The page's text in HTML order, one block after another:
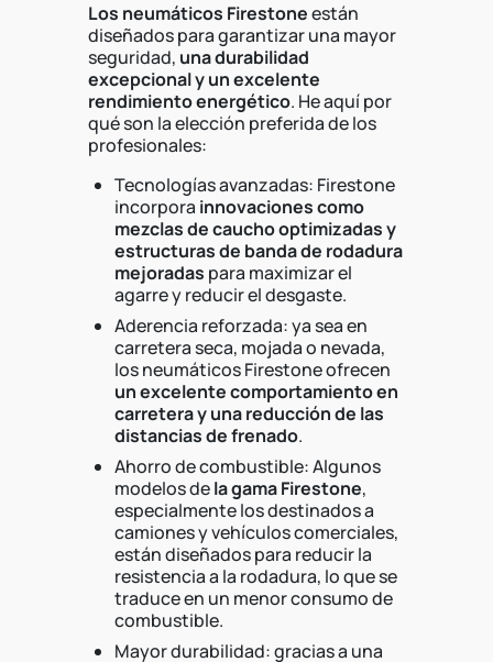
Los neumáticos Firestoneestán
diseñados para garantizar una mayor
seguridad, una durabilidad
excepcional y un excelente
rendimiento energético. He aquí por
qué son la elección preferida de los
profesionales:
Tecnologías avanzadas: Firestone
incorpora innovaciones como
mezclas de caucho optimizadas y
estructuras de banda de rodadura
mejoradas para maximizar el
agarre y reducir el desgaste.
Aderencia reforzada: ya sea en
carretera seca, mojada o nevada,
los neumáticos Firestone ofrecen
un excelente comportamiento en
carretera y una reducción de las
distancias de frenado.
Ahorro de combustible: Algunos
modelos dela gama Firestone,
especialmente los destinados a
camiones y vehículos comerciales,
están diseñados para reducir la
resistencia a la rodadura, lo que se
traduce en un menor consumo de
combustible.
Mayor durabilidad: gracias a una